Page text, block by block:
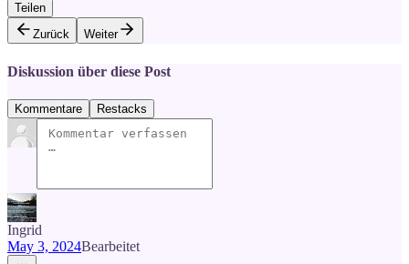
Teilen
Zurück
Weiter
Diskussion über diese Post
Kommentare Restacks
Ingrid
May 3, 2024Bearbeitet